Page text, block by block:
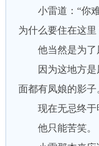
小雷道：“你难
为什么要住在这里
他当然是为了
因为这地方是
面都有凤娘的影子
现在无忌终于
他只能苦笑。